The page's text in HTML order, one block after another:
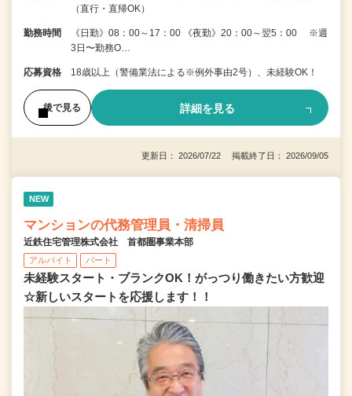
（直行・直帰OK）
勤務時間
《日勤》08：00～17：00 《夜勤》20：00～翌5：00 ※週
3日〜勤務O…
応募資格 18歳以上（警備業法による※例外事由2号）、未経験OK！
後で見る 詳細を見る
更新日： 2026/07/22 掲載終了日： 2026/09/05
NEW
マンションの代務管理員・清掃員
近鉄住宅管理株式会社 首都圏事業本部
アルバイト パート
未経験スタート・ブランクOK！がっつり働きたい方歓迎
☆新しいスタートを応援します！！